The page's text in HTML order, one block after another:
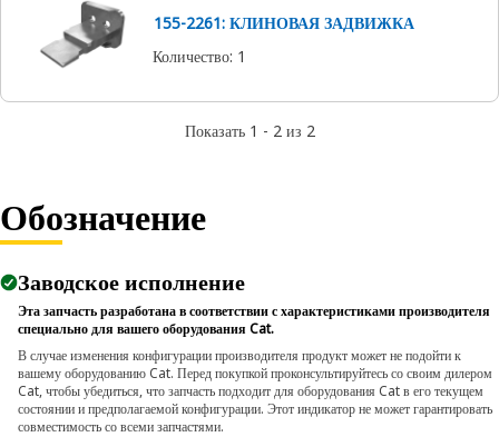
155-2261: КЛИНОВАЯ ЗАДВИЖКА
Количество: 1
Показать 1 - 2 из 2
Обозначение
Заводское исполнение
Эта запчасть разработана в соответствии с характеристиками производителя
специально для вашего оборудования Cat.
В случае изменения конфигурации производителя продукт может не подойти к
вашему оборудованию Cat. Перед покупкой проконсультируйтесь со своим дилером
Cat, чтобы убедиться, что запчасть подходит для оборудования Cat в его текущем
состоянии и предполагаемой конфигурации. Этот индикатор не может гарантировать
совместимость со всеми запчастями.